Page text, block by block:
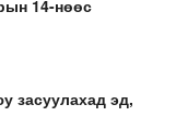
14-нөөс
засуулахад эд,